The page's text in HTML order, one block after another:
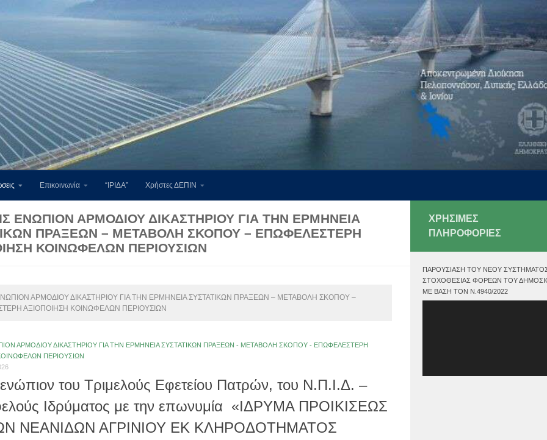
Επικοινωνία “ΙΡΙΔΑ” Χρήστες ΔΕΠΙΝ
ΕΝΩΠΙΟΝ ΑΡΜΟΔΙΟΥ ΔΙΚΑΣΤΗΡΙΟΥ ΓΙΑ ΤΗΝ ΕΡΜΗΝΕΙΑ
ΠΡΑΞΕΩΝ – ΜΕΤΑΒΟΛΗ ΣΚΟΠΟΥ – ΕΠΩΦΕΛΕΣΤΕΡΗ
ΚΟΙΝΩΦΕΛΩΝ ΠΕΡΙΟΥΣΙΩΝ
ΑΡΜΟΔΙΟΥ ΔΙΚΑΣΤΗΡΙΟΥ ΓΙΑ ΤΗΝ ΕΡΜΗΝΕΙΑ ΣΥΣΤΑΤΙΚΩΝ ΠΡΑΞΕΩΝ – ΜΕΤΑΒΟΛΗ ΣΚΟΠΟΥ –
ΑΞΙΟΠΟΙΗΣΗ ΚΟΙΝΩΦΕΛΩΝ ΠΕΡΙΟΥΣΙΩΝ
ΑΡΜΟΔΙΟΥ ΔΙΚΑΣΤΗΡΙΟΥ ΓΙΑ ΤΗΝ ΕΡΜΗΝΕΙΑ ΣΥΣΤΑΤΙΚΩΝ ΠΡΑΞΕΩΝ - ΜΕΤΑΒΟΛΗ ΣΚΟΠΟΥ - ΕΠΩΦΕΛΕΣΤΕΡΗ
ΠΕΡΙΟΥΣΙΩΝ
του Τριμελούς Εφετείου Πατρών, του Ν.Π.Ι.Δ. –
Ιδρύματος με την επωνυμία «ΙΔΡΥΜΑ ΠΡΟΙΚΙΣΕΩΣ
ΝΕΑΝΙΔΩΝ ΑΓΡΙΝΙΟΥ ΕΚ ΚΛΗΡΟΔΟΤΗΜΑΤΟΣ
ΧΡΗΣΙΜΕΣ
ΠΛΗΡΟΦΟΡΙΕΣ
ΠΑΡΟΥΣΊΑΣΗ ΤΟΥ ΝΈΟΥ
ΣΤΟΧΟΘΕΣΊΑΣ ΦΟΡΈΩΝ ΤΟΥ
ΜΕ ΒΆΣΗ ΤΟΝ Ν.4940/2022